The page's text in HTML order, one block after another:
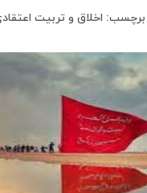
برچسب: اخلاق و تربیت اعتقادی